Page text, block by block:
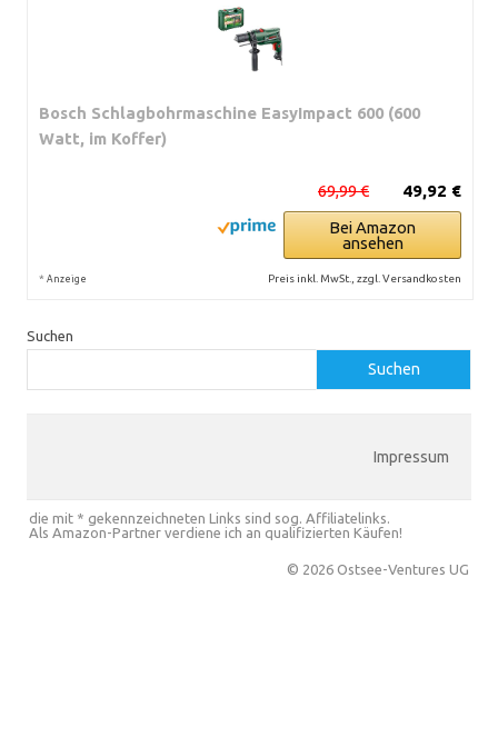
Bosch Schlagbohrmaschine EasyImpact 600 (600
Watt, im Koffer)
49,92 €
69,99 €
Bei Amazon
ansehen
* Anzeige Preis inkl. MwSt., zzgl. Versandkosten
Suchen
Suchen
Impressum
die mit * gekennzeichneten Links sind sog. Affiliatelinks.
Als Amazon-Partner verdiene ich an qualifizierten Käufen!
© 2026 Ostsee-Ventures UG